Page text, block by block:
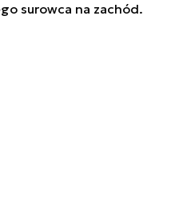
surowca na zachód.